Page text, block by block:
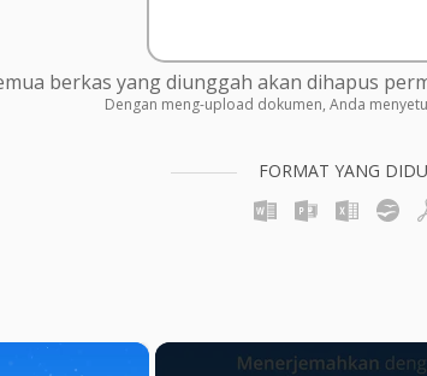
berkas yang diunggah akan dihapus
Dengan meng-upload dokumen, Anda
FORMAT YANG
×